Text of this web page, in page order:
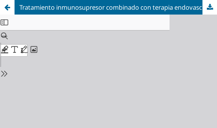
Tratamiento inmunosupresor combinado con terapia endovascular en un adolescente con arteritis de Takayasu. Reporte de caso